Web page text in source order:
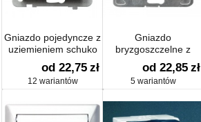
Gniazdo pojedyncze z
uziemieniem schuko
od 22,75 zł
12 wariantów
Gniazdo
bryzgoszczelne z
uziemieniem schuko
IP-44
od 22,85 zł
5 wariantów